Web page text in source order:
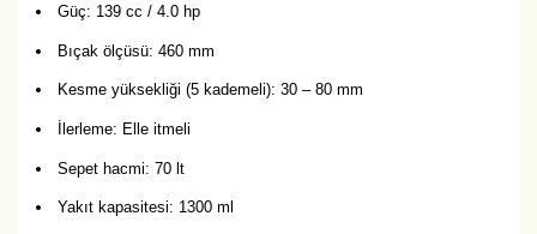
Güç: 139 cc / 4.0 hp
Bıçak ölçüsü: 460 mm
Kesme yüksekliği (5 kademeli): 30 – 80 mm
İlerleme: Elle itmeli
Sepet hacmi: 70 lt
Yakıt kapasitesi: 1300 ml